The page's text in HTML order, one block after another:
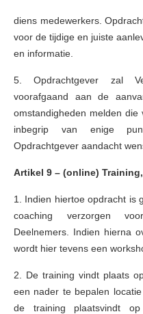
diens medewerkers.
voor de tijdige en juiste
en informatie.
5. Opdrachtgever zal
voorafgaand aan de
omstandigheden melden
inbegrip van enige
Opdrachtgever aandacht
Artikel 9 – (online)
1. Indien hiertoe opdracht is
coaching verzorgen
Deelnemers. Indien hierna
wordt hier tevens een
2. De training vindt plaats
een nader te bepalen
de training plaatsvindt